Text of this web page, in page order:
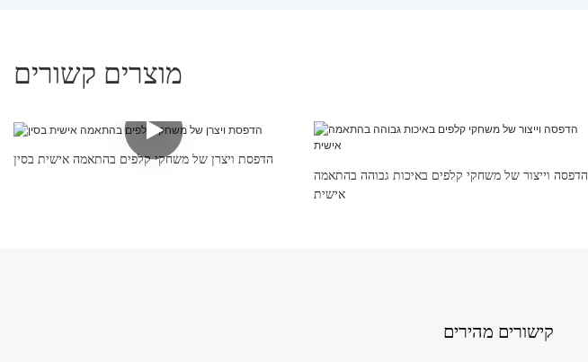
מוצרים קשורים
הדפסת ויצרן של משחקי קלפים בהתאמה אישית בסין
הדפסה וייצור של משחקי קלפים באיכות גבוהה בהתאמה
אישית
קישורים מהירים